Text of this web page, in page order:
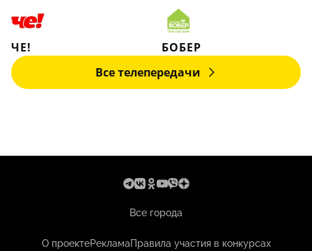
ЧЕ!
БОБЕР
Все телепередачи
Все города
О проектеРекламаПравила участия в конкурсах